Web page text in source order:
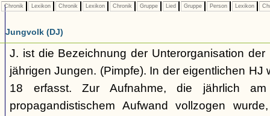
Chronik Lexikon Chronik Lexikon Chronik Gruppe Lied Gruppe Person Lexikon
Jungvolk (DJ)
J. ist die Bezeichnung der Unterorganisation
jährigen Jungen. (Pimpfe). In der eigentlichen HJ
18 erfasst. Zur Aufnahme, die jährlich
propagandistischem Aufwand vollzogen